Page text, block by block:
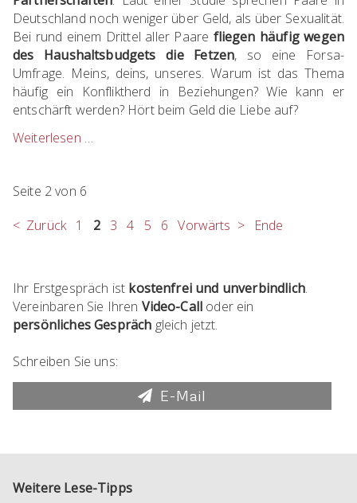
Deutschland noch weniger über Geld, als über Sexualität.
Bei rund einem Drittel aller Paare fliegen häufig wegen
des Haushaltsbudgets die Fetzen, so eine Forsa-
Umfrage. Meins, deins, unseres. Warum ist das Thema
häufig ein Konfliktherd in Beziehungen? Wie kann er
entschärft werden? Hört beim Geld die Liebe auf?
Weiterlesen …
auf
Seite 2 von 6
Zurück 1 2 3 4 5 6 Vorwärts Ende
Ihr Erstgespräch ist kostenfrei und unverbindlich.
Vereinbaren Sie Ihren Video-Call oder ein
persönliches Gespräch gleich jetzt.
Schreiben Sie uns:
E-Mail
Weitere Lese-Tipps